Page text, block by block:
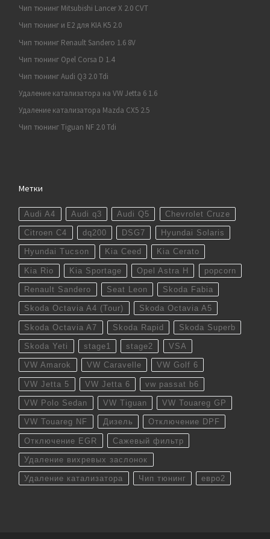
Чип тюнинг Mitsubishi Lancer X 2.0 CVT
Чип тюнинг и E2 для KIA K5 2.0
Чип тюнинг Renault Sandero 1.6 8V
Чип тюнинг Opel Corsa D 1.4
Чип тюнинг Audi Q3 2.0 Tdi
Удаление катализатора на VW Jetta 6 1.6
Удаление катализатора Mazda CX5 2.5
Чип тюнинг Tiguan NF 2.0 Tdi
Метки
Audi A4 Audi q3 Audi Q5 Chevrolet Cruze
Citroen C4 dq200 DSG7 Hyundai Solaris
Hyundai Tucson Kia Ceed Kia Cerato
Kia Rio Kia Sportage Opel Astra H popcorn
Renault Sandero Seat Leon Skoda Fabia
Skoda Octavia A4 (Tour) Skoda Octavia A5
Skoda Octavia A7 Skoda Rapid Skoda Superb
Skoda Yeti stage1 stage2 VSA
VW Amarok VW Caravelle VW Golf 6
VW Jetta 5 VW Jetta 6 vw passat b6
VW Polo Sedan VW Tiguan VW Touareg GP
VW Touareg NF Дизель Отключение DPF
Отключение EGR Сажевый фильтр
Удаление вихревых заслонок
Удаление катализатора Чип тюнинг евро2